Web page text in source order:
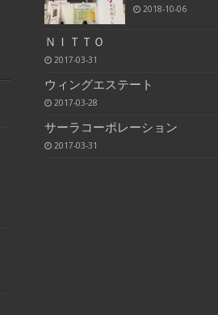
2018-10-06
ＮＩＴＴＯ
2017-03-31
ウィングエステート
2017-03-28
サーラコーポレーション
2017-03-31